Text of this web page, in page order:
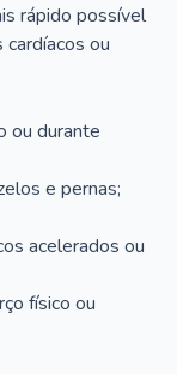
rápido possível
ou
ou durante
e pernas;
acelerados ou
físico ou